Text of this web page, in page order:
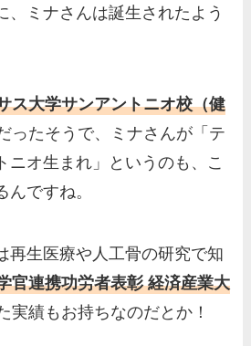
、ミナさんは誕生されたよう
ス大学サンアントニオ校（健
ったそうで、ミナさんが「テ
ニオ生まれ」というのも、こ
んですね。
再生医療や人工骨の研究で知
官連携功労者表彰 経済産業大
実績もお持ちなのだとか！